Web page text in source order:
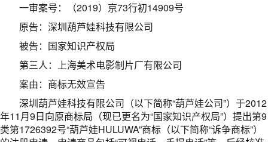
一审案号：（2019）京73行初14909号
原告：深圳葫芦娃科技有限公司
被告：国家知识产权局
第三人：上海美术电影制片厂有限公司
案由：商标无效宣告
深圳葫芦娃科技有限公司（以下简称“葫芦娃公司”）于2012
年11月9日向原商标局（现已更名为“国家知识产权局”）提出第9
类第1726392号“葫芦娃HULUWA”商标（以下简称“诉争商标”）